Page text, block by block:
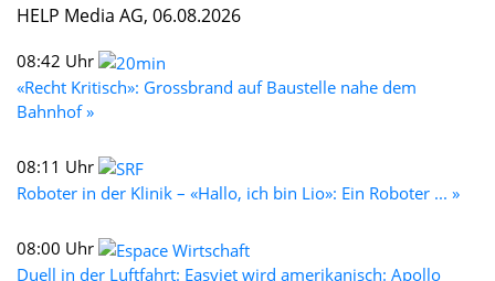
HELP Media AG, 06.08.2026
08:42 Uhr
«Recht Kritisch»: Grossbrand auf Baustelle nahe dem
Bahnhof »
08:11 Uhr
Roboter in der Klinik – «Hallo, ich bin Lio»: Ein Roboter ... »
08:00 Uhr
Duell in der Luftfahrt: Easyjet wird amerikanisch: Apollo